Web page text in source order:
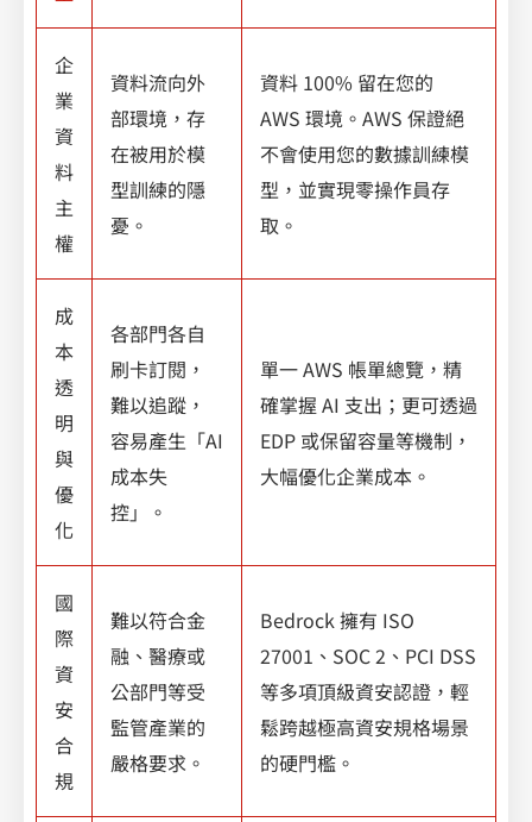
企
業
資
料
主
權
資料流向外
部環境，存
在被用於模
型訓練的隱
憂。
資料 100% 留在您的
AWS 環境。AWS 保證絕
不會使用您的數據訓練模
型，並實現零操作員存
取。
成
本
透
明
與
優
化
各部門各自
刷卡訂閱，
難以追蹤，
容易產生「AI
成本失
控」。
單一 AWS 帳單總覽，精
確掌握 AI 支出；更可透過
EDP 或保留容量等機制，
大幅優化企業成本。
國
際
資
安
合
規
難以符合金
融、醫療或
公部門等受
監管產業的
嚴格要求。
Bedrock 擁有 ISO
27001、SOC 2、PCI DSS
等多項頂級資安認證，輕
鬆跨越極高資安規格場景
的硬門檻。